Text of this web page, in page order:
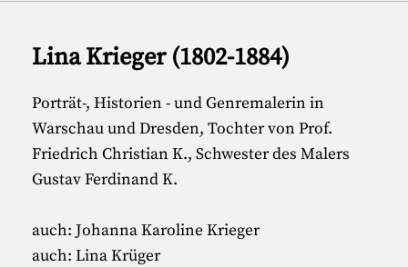
Lina Krieger (1802-1884)
Porträt-, Historien - und Genremalerin in
Warschau und Dresden, Tochter von Prof.
Friedrich Christian K., Schwester des Malers
Gustav Ferdinand K.
auch: Johanna Karoline Krieger
auch: Lina Krüger